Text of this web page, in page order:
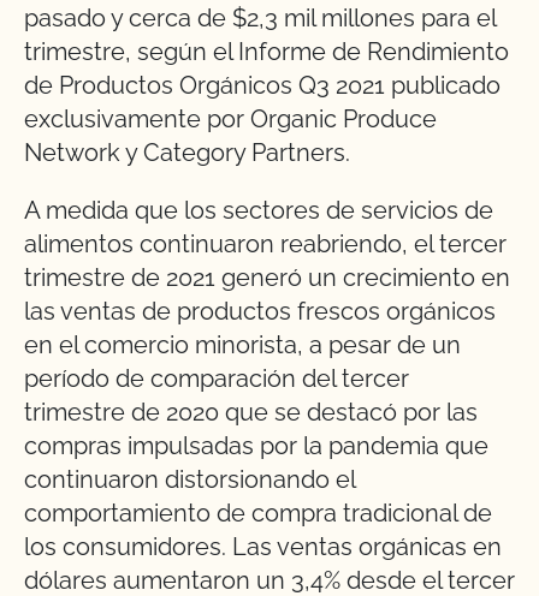
pasado y cerca de $2,3 mil millones para el
trimestre, según el Informe de Rendimiento
de Productos Orgánicos Q3 2021 publicado
exclusivamente por Organic Produce
Network y Category Partners.
A medida que los sectores de servicios de
alimentos continuaron reabriendo, el tercer
trimestre de 2021 generó un crecimiento en
las ventas de productos frescos orgánicos
en el comercio minorista, a pesar de un
período de comparación del tercer
trimestre de 2020 que se destacó por las
compras impulsadas por la pandemia que
continuaron distorsionando el
comportamiento de compra tradicional de
los consumidores. Las ventas orgánicas en
dólares aumentaron un 3,4% desde el tercer